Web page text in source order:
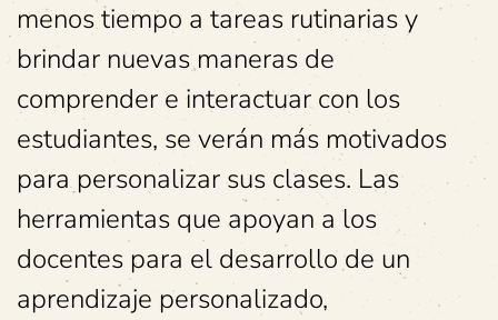
menos tiempo a tareas rutinarias y
brindar nuevas maneras de
comprender e interactuar con los
estudiantes, se verán más motivados
para personalizar sus clases. Las
herramientas que apoyan a los
docentes para el desarrollo de un
aprendizaje personalizado,